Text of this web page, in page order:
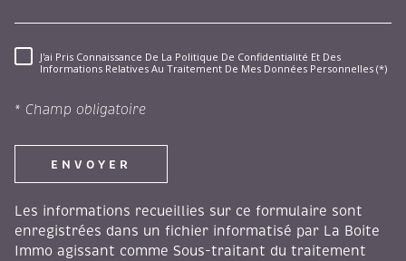
RÈGLEMENTATION
J'ai Pris Connaissance De La Politique De Confidentialité Et Des
Informations Relatives Au Traitement De Mes Données Personnelles (*)
* Champ obligatoire
ENVOYER
Les informations recueillies sur ce formulaire sont
enregistrées dans un fichier informatisé par La Boite
Immo agissant comme Sous-traitant du traitement